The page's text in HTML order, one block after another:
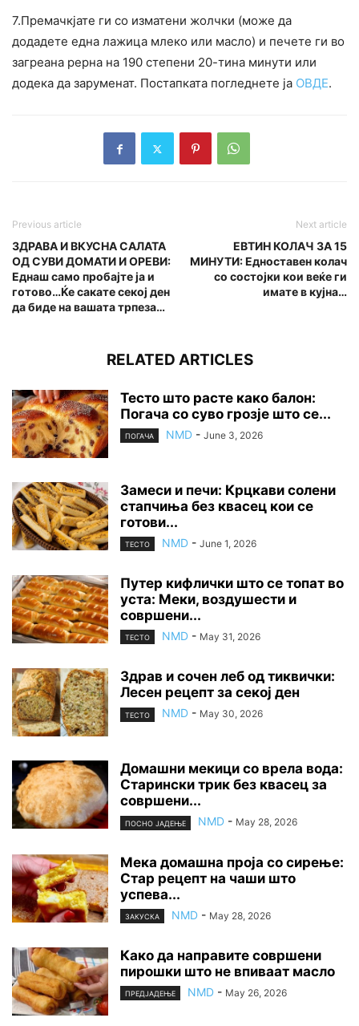
7.Премачкјате ги со изматени жолчки (може да
додадете една лажица млеко или масло) и печете ги во
загреана рерна на 190 степени 20-тина минути или
додека да заруменат. Постапката погледнете ја ОВДЕ.
Previous article
ЗДРАВА И ВКУСНА САЛАТА
ОД СУВИ ДОМАТИ И ОРЕВИ:
Еднаш само пробајте ја и
готово…Ќе сакате секој ден
да биде на вашата трпеза…
Next article
ЕВТИН КОЛАЧ ЗА 15
МИНУТИ: Едноставен колач
со состојки кои веќе ги
имате в кујна…
RELATED ARTICLES
Тесто што расте како балон:
Погача со суво грозје што се...
ПОГАЧА NMD - June 3, 2026
Замеси и печи: Крцкави солени
стапчиња без квасец кои се
готови...
ТЕСТО NMD - June 1, 2026
Путер кифлички што се топат во
уста: Меки, воздушести и
совршени...
ТЕСТО NMD - May 31, 2026
Здрав и сочен леб од тиквички:
Лесен рецепт за секој ден
ТЕСТО NMD - May 30, 2026
Домашни мекици со врела вода:
Старински трик без квасец за
совршени...
ПОСНО ЈАДЕЊЕ NMD - May 28, 2026
Мека домашна проја со сирење:
Стар рецепт на чаши што
успева...
ЗАКУСКА NMD - May 28, 2026
Како да направите совршени
пирошки што не впиваат масло
ПРЕДЈАДЕЊЕ NMD - May 26, 2026